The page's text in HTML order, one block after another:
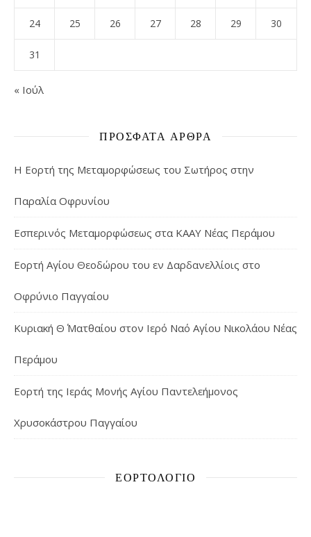
24 25 26 27 28 29 30
31
« Ιούλ
ΠΡΌΣΦΑΤΑ ΆΡΘΡΑ
Η Εορτή της Μεταμορφώσεως του Σωτήρος στην
Παραλία Οφρυνίου
Εσπερινός Μεταμορφώσεως στα ΚΑΑΥ Νέας Περάμου
Εορτή Αγίου Θεοδώρου του εν Δαρδανελλίοις στο
Οφρύνιο Παγγαίου
Κυριακή Θ΄ Ματθαίου στον Ιερό Ναό Αγίου Νικολάου Νέας
Περάμου
Εορτή της Ιεράς Μονής Αγίου Παντελεήμονος
Χρυσοκάστρου Παγγαίου
ΕΟΡΤΟΛΌΓΙΟ